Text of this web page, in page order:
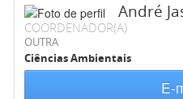
André
COORDENADOR(A)
OUTRA
Ciências Ambientais
E-